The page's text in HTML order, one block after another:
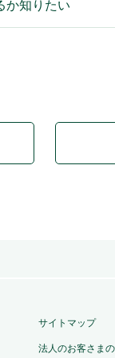
か知りたい
サイトマップ
法人のお客さま